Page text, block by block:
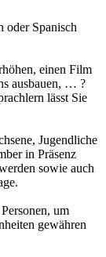
oder Spanisch
einen Film
ausbauen, … ?
lässt Sie
Jugendliche
in Präsenz
sowie auch
um
gewähren